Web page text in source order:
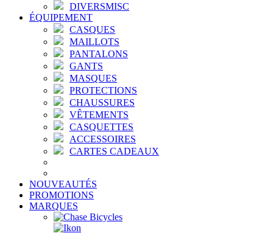
DIVERSMISC
ÉQUIPEMENT
CASQUES
MAILLOTS
PANTALONS
GANTS
MASQUES
PROTECTIONS
CHAUSSURES
VÊTEMENTS
CASQUETTES
ACCESSOIRES
CARTES CADEAUX
NOUVEAUTÉS
PROMOTIONS
MARQUES